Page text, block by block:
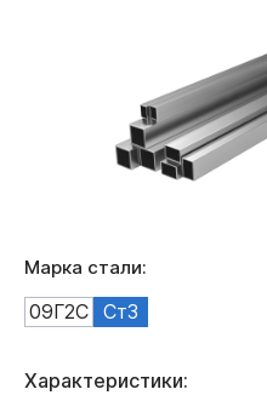
Марка стали:
09Г2С Ст3
Характеристики: